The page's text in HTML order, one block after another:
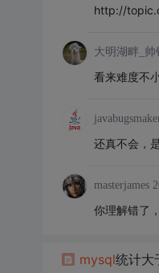
http://
大明湖畔_帅
看来难度不
还真不会，
masterjames
你理解错了
mysql统计大